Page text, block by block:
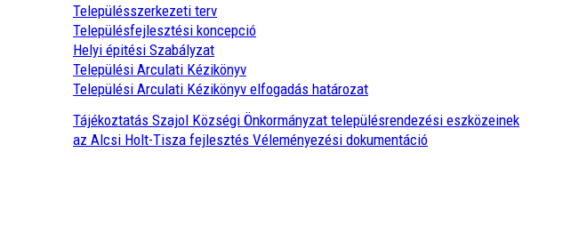
Településszerkezeti terv
Településfejlesztési koncepció
Helyi épitési Szabályzat
Települési Arculati Kézikönyv
Települési Arculati Kézikönyv elfogadás határozat
Tájékoztatás Szajol Községi Önkormányzat településrendezési eszközeinek
az Alcsi Holt-Tisza fejlesztés Véleményezési dokumentáció